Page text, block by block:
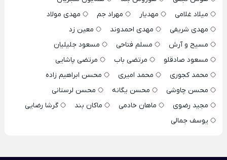
میلاد غلامی
مهدیار مهراد جم
مهدی مولاد
مهدی شریفی
مهدی احمدوند
معین زد
مسیح و آرش
مسلم فتاحی
مسعود جلیلیان
مسعود صادقلو
مرتضی باب
مرتضی پاشایی
محمد کجوری
محمد امیری
محسن ابراهیم زاده
محسن چاوشی
محسن یگانه
محسن لرستانی
مجید رضوی
ماهان خادمی ماکان بند
گرشا رضایی
یوسف جمالی